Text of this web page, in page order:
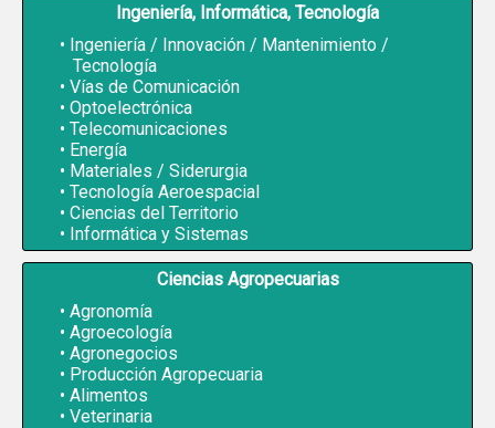
Ingeniería, Informática, Tecnología
Ingeniería / Innovación / Mantenimiento /
Tecnología
Vías de Comunicación
Optoelectrónica
Telecomunicaciones
Energía
Materiales / Siderurgia
Tecnología Aeroespacial
Ciencias del Territorio
Informática y Sistemas
Ciencias Agropecuarias
Agronomía
Agroecología
Agronegocios
Producción Agropecuaria
Alimentos
Veterinaria